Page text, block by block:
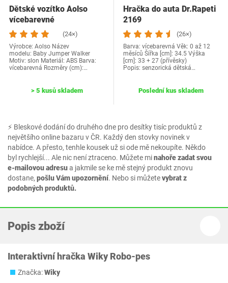
⚡ Bleskové dodání do druhého dne pro desítky tisíc produktů z
největšího online bazaru v ČR. Každý den stovky novinek v
nabídce. A přesto, tenhle kousek už si ode mě nekoupíte. Někdo
byl rychlejší... Ale nic není ztraceno. Můžete minahoře zadat svou
e-mailovou adresua jakmile se ke mě stejný produkt znovu
dostane, pošlu Vám upozornění. Nebo si můžetevybrat z
podobných produktů.
Dětské vozítko Aolso
vícebarevné
(24×)
Výrobce: Aolso Název
modelu: Baby Jumper Walker
Motiv: slon Materiál: ABS Barva:
vícebarevná Rozměry (cm):…
> 5 kusů skladem
Hračka do auta Dr.Rapeti
2169
(26×)
Barva: vícebarevná Věk: 0 až 12
měsíců Šířka [cm]: 34.5 Výška
[cm]: 33 + 27 (přívěsky)
Popis: senzorická dětská…
Poslední kus skladem
Popis zboží
Interaktivní hračka Wiky Robo-pes
Značka:Wiky